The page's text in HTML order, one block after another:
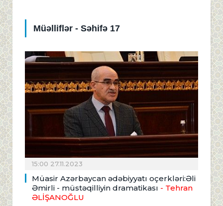
Müəlliflər - Səhifə 17
15:00 27.11.2023
Müasir Azərbaycan ədəbiyyatı oçerkləri:Əli
Əmirli - müstəqilliyin dramatikası - Tehran
ƏLİŞANOĞLU